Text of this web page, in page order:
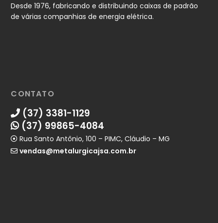
Desde 1976, fabricando e distribuindo caixas de padrão
de várias companhias de energia elétrica.
CONTATO
(37) 3381-1129
(37) 99865-4084
Rua Santo Antônio, 100 – PIMC, Cláudio – MG
vendas@metalurgicajsa.com.br